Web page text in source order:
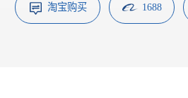
淘宝购买 1688